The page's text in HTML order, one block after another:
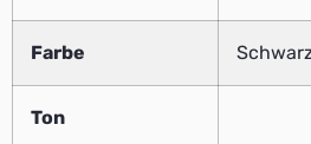
Farbe
Ton